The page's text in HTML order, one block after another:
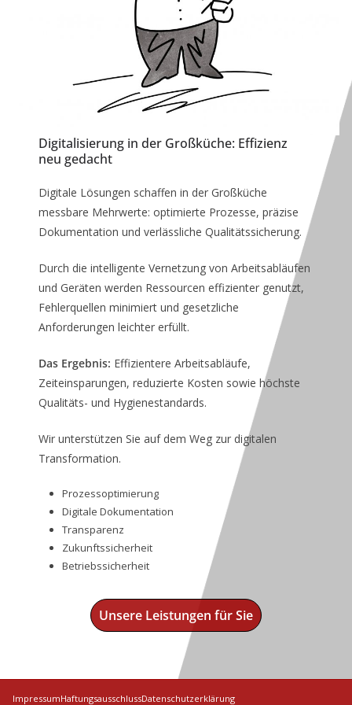
Digitalisierung in der Großküche: Effizienz
neu gedacht
Digitale Lösungen schaffen in der Großküche
messbare Mehrwerte: optimierte Prozesse, präzise
Dokumentation und verlässliche Qualitätssicherung.
Durch die intelligente Vernetzung von Arbeitsabläufen
und Geräten werden Ressourcen effizienter genutzt,
Fehlerquellen minimiert und gesetzliche
Anforderungen leichter erfüllt.
Das Ergebnis: Effizientere Arbeitsabläufe,
Zeiteinsparungen, reduzierte Kosten sowie höchste
Qualitäts- und Hygienestandards.
Wir unterstützen Sie auf dem Weg zur digitalen
Transformation.
Prozessoptimierung
Digitale Dokumentation
Transparenz
Zukunftssicherheit
Betriebssicherheit
Unsere Leistungen für Sie
ImpressumHaftungsausschlussDatenschutzerklärung